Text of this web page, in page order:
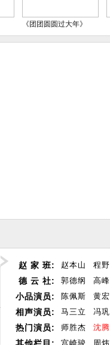
《团团圆圆过大年》
赵 家 班:
德 云 社:
小品演员:
相声演员:
热门演员:
赵本山 程野
郭德纲
高峰
陈佩斯
黄宏
马三立
冯巩
师胜杰
沈腾
宫崎骏
周炜